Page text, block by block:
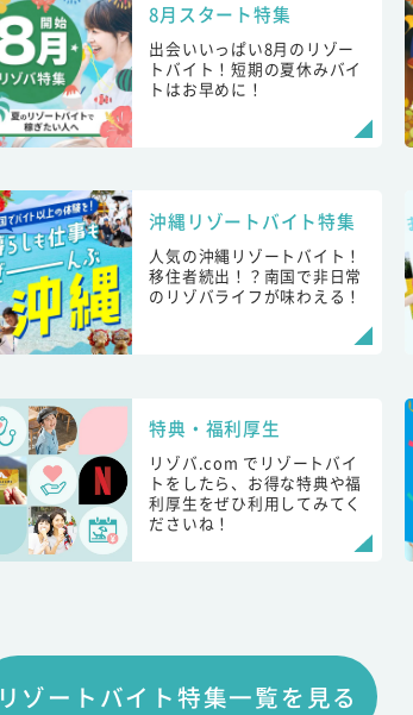
8月スタート特集
出会いいっぱい8月のリゾー
トバイト！短期の夏休みバイ
トはお早めに！
沖縄リゾートバイト特集
人気の沖縄リゾートバイト！
移住者続出！？南国で非日常
のリゾバライフが味わえる！
特典・福利厚生
リゾバ.com でリゾートバイ
トをしたら、お得な特典や福
利厚生をぜひ利用してみてく
ださいね！
リゾートバイト特集一覧を見る